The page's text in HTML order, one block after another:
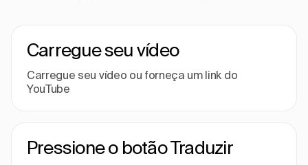
Carregue seu vídeo
Carregue seu vídeo ou forneça um link do
YouTube
Pressione o botão Traduzir